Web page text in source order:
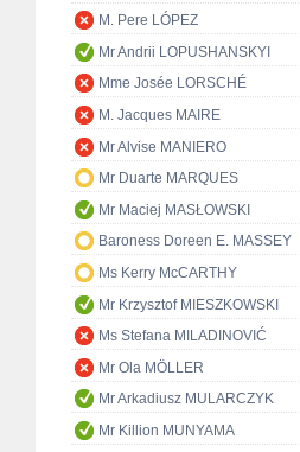
M. Pere LÓPEZ
Mr Andrii LOPUSHANSKYI
Mme Josée LORSCHÉ
M. Jacques MAIRE
Mr Alvise MANIERO
Mr Duarte MARQUES
Mr Maciej MASŁOWSKI
Baroness Doreen E. MASSEY
Ms Kerry McCARTHY
Mr Krzysztof MIESZKOWSKI
Ms Stefana MILADINOVIĆ
Mr Ola MÖLLER
Mr Arkadiusz MULARCZYK
Mr Killion MUNYAMA